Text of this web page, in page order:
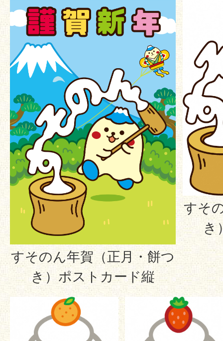
すそのん年賀（正月・餅つ
き）ポストカード縦
すそ
き